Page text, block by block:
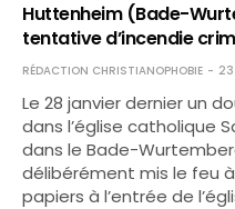
Huttenheim (Bade-
tentative d’incendie
RÉDACTION CHRISTIANOPHOBIE 23
Le 28 janvier dernier un
dans l’église catholique
dans le Bade-
délibérément mis le feu
papiers à l’entrée de